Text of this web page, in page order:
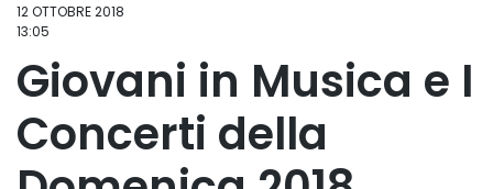
12 OTTOBRE 2018
13:05
Giovani in Musica e I
Concerti della